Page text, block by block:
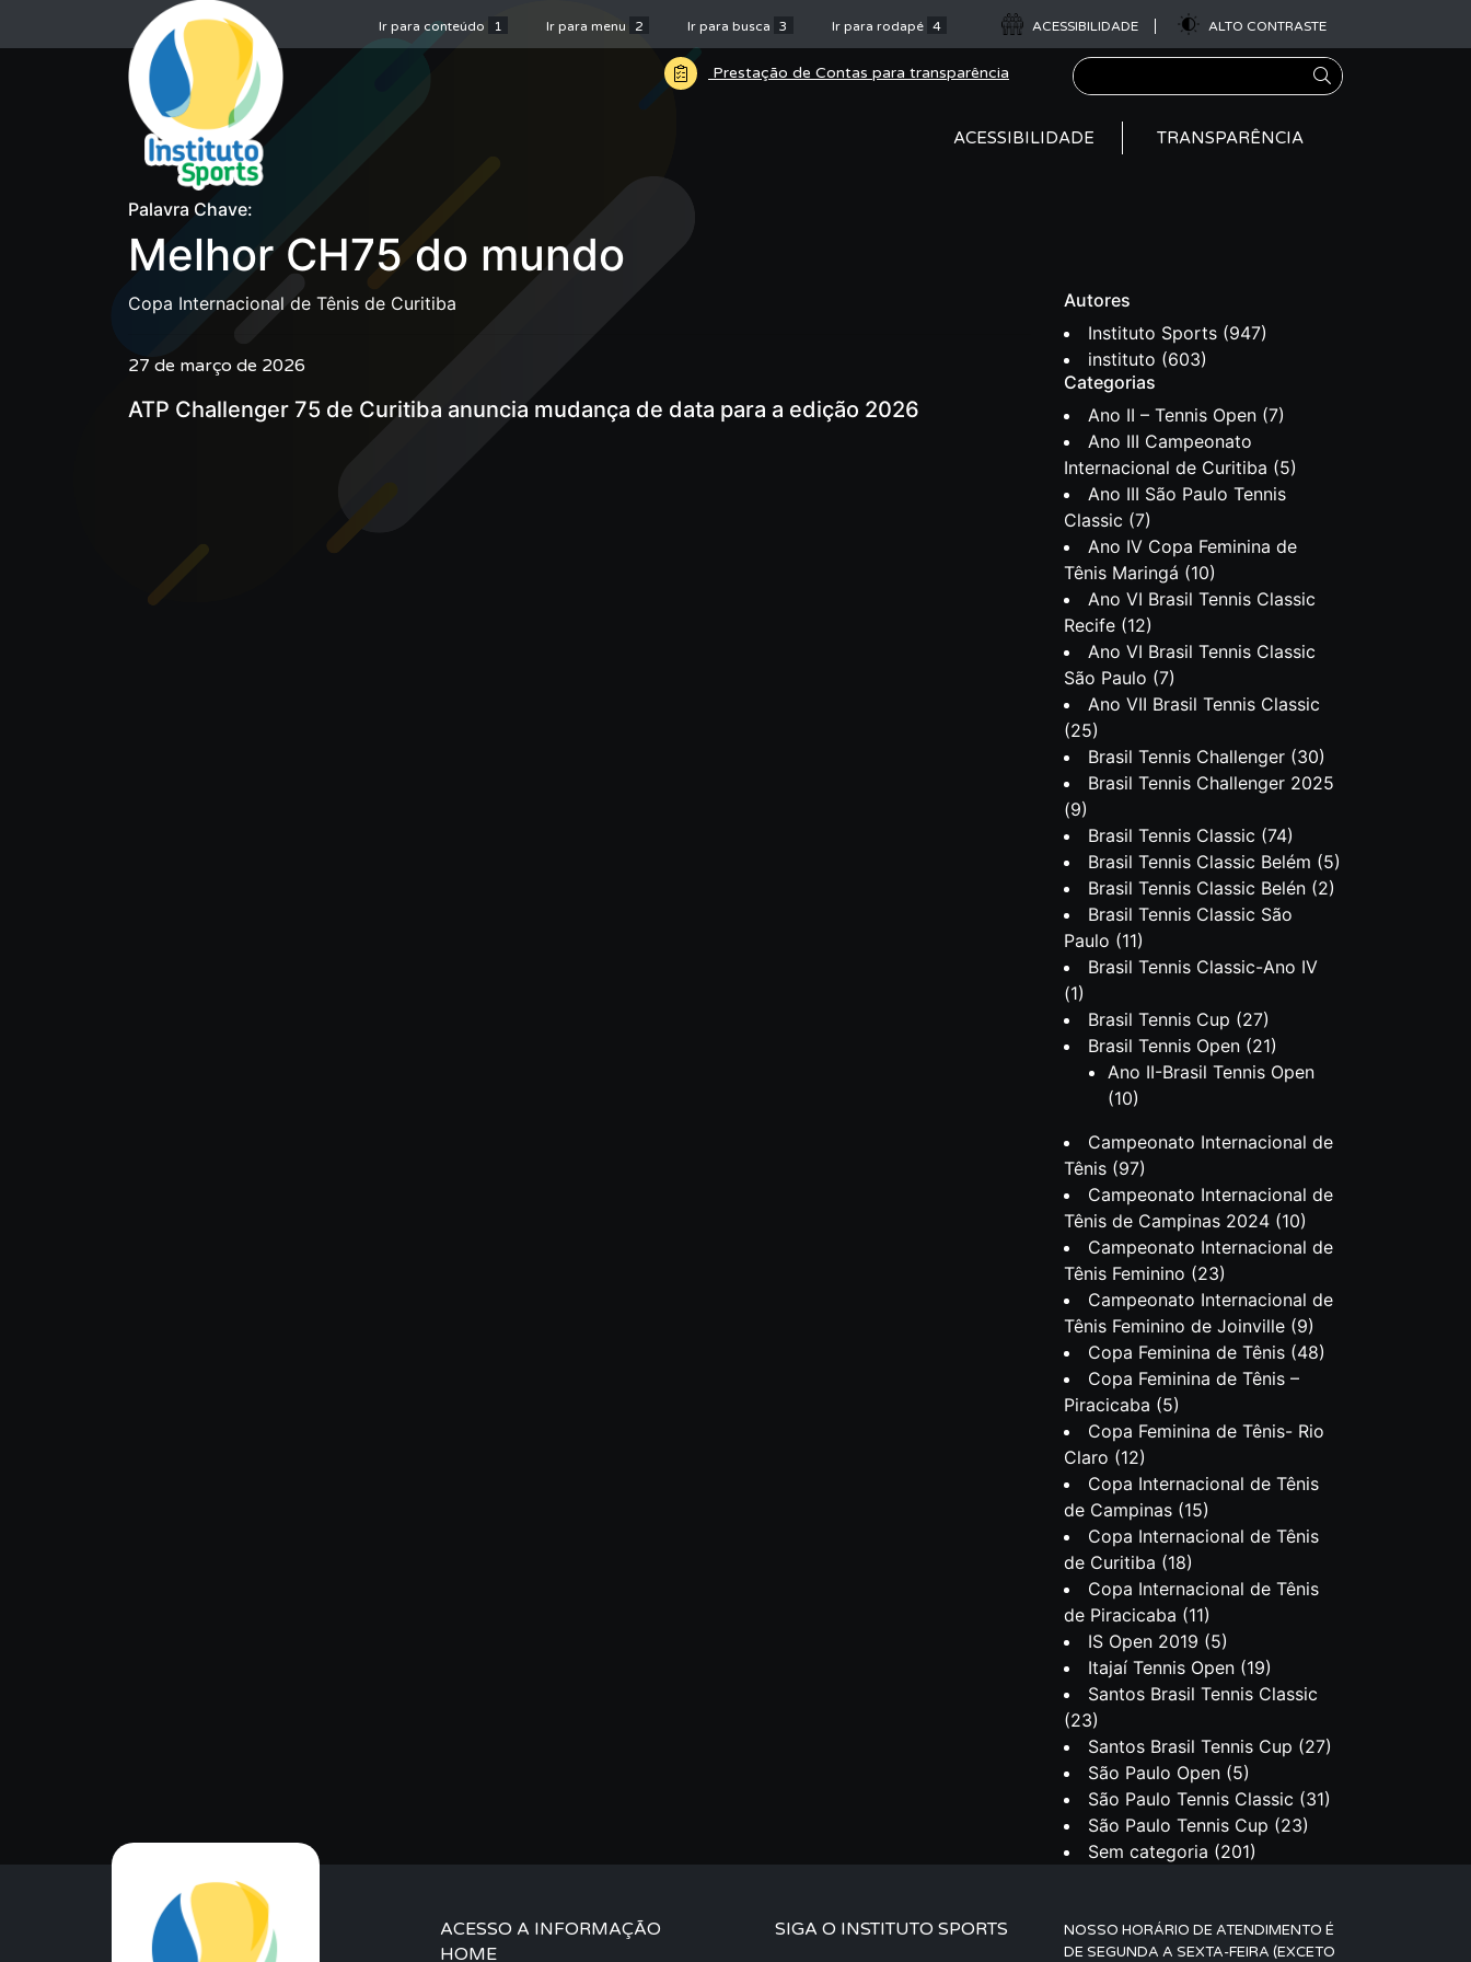
Ir para conteúdo 1 Ir para menu 2 Ir para busca 3 Ir para rodapé 4 ACESSIBILIDADE ALTO CONTRASTE
Prestação de Contas para transparência Pesquisar
ACESSIBILIDADE TRANSPARÊNCIA
Palavra Chave:
Melhor CH75 do mundo
Copa Internacional de Tênis de Curitiba
27 de março de 2026
ATP Challenger 75 de Curitiba anuncia mudança de data para a edição 2026
Autores
Instituto Sports (947)
instituto (603)
Categorias
Ano II – Tennis Open (7)
Ano III Campeonato
Internacional de Curitiba (5)
Ano III São Paulo Tennis
Classic (7)
Ano IV Copa Feminina de
Tênis Maringá (10)
Ano VI Brasil Tennis Classic
Recife (12)
Ano VI Brasil Tennis Classic
São Paulo (7)
Ano VII Brasil Tennis Classic
(25)
Brasil Tennis Challenger (30)
Brasil Tennis Challenger 2025
(9)
Brasil Tennis Classic (74)
Brasil Tennis Classic Belém (5)
Brasil Tennis Classic Belén (2)
Brasil Tennis Classic São
Paulo (11)
Brasil Tennis Classic-Ano IV
(1)
Brasil Tennis Cup (27)
Brasil Tennis Open (21)
Ano II-Brasil Tennis Open
(10)
Campeonato Internacional de
Tênis (97)
Campeonato Internacional de
Tênis de Campinas 2024 (10)
Campeonato Internacional de
Tênis Feminino (23)
Campeonato Internacional de
Tênis Feminino de Joinville (9)
Copa Feminina de Tênis (48)
Copa Feminina de Tênis –
Piracicaba (5)
Copa Feminina de Tênis- Rio
Claro (12)
Copa Internacional de Tênis
de Campinas (15)
Copa Internacional de Tênis
de Curitiba (18)
Copa Internacional de Tênis
de Piracicaba (11)
IS Open 2019 (5)
Itajaí Tennis Open (19)
Santos Brasil Tennis Classic
(23)
Santos Brasil Tennis Cup (27)
São Paulo Open (5)
São Paulo Tennis Classic (31)
São Paulo Tennis Cup (23)
Sem categoria (201)
ACESSO A INFORMAÇÃO
HOME
SIGA O INSTITUTO SPORTS
NOSSO HORÁRIO DE ATENDIMENTO É
DE SEGUNDA A SEXTA-FEIRA (EXCETO